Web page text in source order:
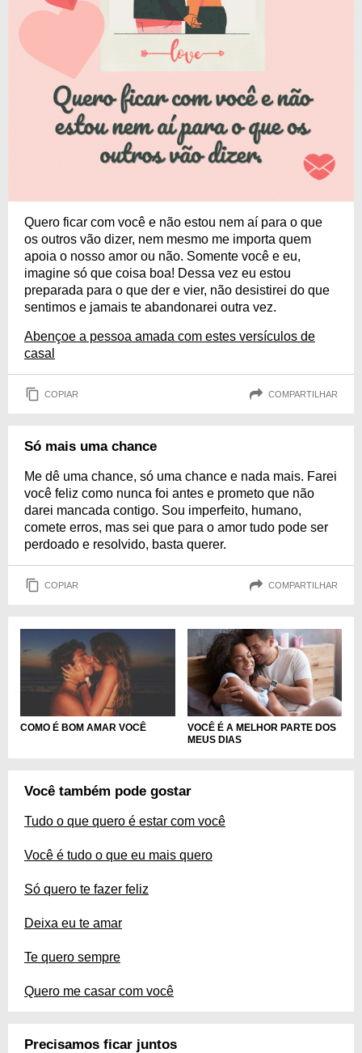
Quero ficar com você e não estou nem aí para o que
os outros vão dizer, nem mesmo me importa quem
apoia o nosso amor ou não. Somente você e eu,
imagine só que coisa boa! Dessa vez eu estou
preparada para o que der e vier, não desistirei do que
sentimos e jamais te abandonarei outra vez.
Abençoe a pessoa amada com estes versículos de
casal
COPIAR COMPARTILHAR
Só mais uma chance
Me dê uma chance, só uma chance e nada mais. Farei
você feliz como nunca foi antes e prometo que não
darei mancada contigo. Sou imperfeito, humano,
comete erros, mas sei que para o amor tudo pode ser
perdoado e resolvido, basta querer.
COPIAR COMPARTILHAR
COMO É BOM AMAR VOCÊ
VOCÊ É A MELHOR PARTE DOS
MEUS DIAS
Você também pode gostar
Tudo o que quero é estar com você
Você é tudo o que eu mais quero
Só quero te fazer feliz
Deixa eu te amar
Te quero sempre
Quero me casar com você
Precisamos ficar juntos